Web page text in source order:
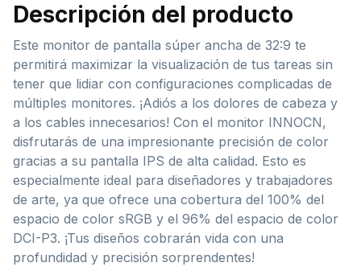
Descripción del producto
Este monitor de pantalla súper ancha de 32:9 te
permitirá maximizar la visualización de tus tareas sin
tener que lidiar con configuraciones complicadas de
múltiples monitores. ¡Adiós a los dolores de cabeza y
a los cables innecesarios! Con el monitor INNOCN,
disfrutarás de una impresionante precisión de color
gracias a su pantalla IPS de alta calidad. Esto es
especialmente ideal para diseñadores y trabajadores
de arte, ya que ofrece una cobertura del 100% del
espacio de color sRGB y el 96% del espacio de color
DCI-P3. ¡Tus diseños cobrarán vida con una
profundidad y precisión sorprendentes!